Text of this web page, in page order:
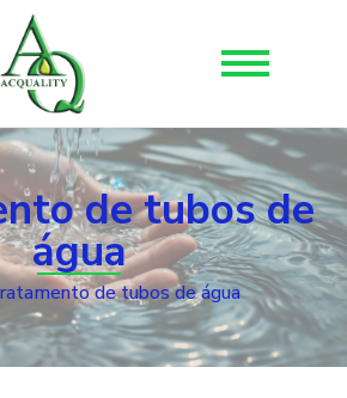
de tubos de
água
de tubos de água